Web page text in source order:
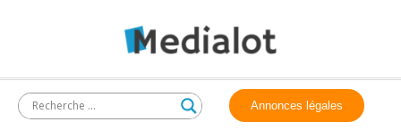
Annonces légales